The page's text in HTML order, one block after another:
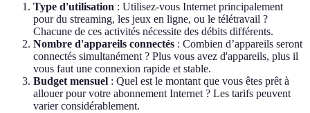
Type d'utilisation : Utilisez-vous Internet principalement
pour du streaming, les jeux en ligne, ou le télétravail ?
Chacune de ces activités nécessite des débits différents.
Nombre d'appareils connectés : Combien d’appareils seront
connectés simultanément ? Plus vous avez d'appareils, plus il
vous faut une connexion rapide et stable.
Budget mensuel : Quel est le montant que vous êtes prêt à
allouer pour votre abonnement Internet ? Les tarifs peuvent
varier considérablement.